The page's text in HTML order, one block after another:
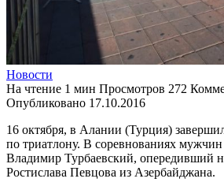
Новости
На чтение 1 мин Просмотров 272
Опубликовано 17.10.2016
16 октября, в Алании (Турция)
по триатлону. В соревнованиях
Владимир Турбаевский, опередивший
Ростислава Певцова из Азербайджана.